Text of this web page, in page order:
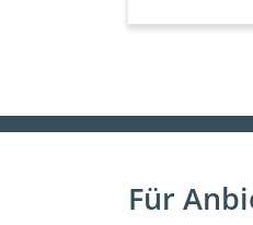
Für